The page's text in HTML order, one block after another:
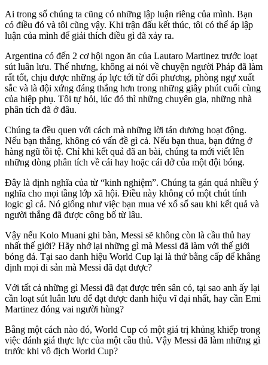
Ai trong số chúng ta cũng có những lập luận riêng của mình. Bạn
có điều đó và tôi cũng vậy. Khi trận đấu kết thúc, tôi có thể áp lập
luận của mình để giải thích điều gì đã xảy ra.
Argentina có đến 2 cơ hội ngon ăn của Lautaro Martinez trước loạt
sút luân lưu. Thế nhưng, không ai nói về chuyện người Pháp đã làm
rất tốt, chịu được những áp lực tới từ đối phương, phòng ngự xuất
sắc và là đội xứng đáng thắng hơn trong những giây phút cuối cùng
của hiệp phụ. Tôi tự hỏi, lúc đó thì những chuyên gia, những nhà
phân tích đã ở đâu.
Chúng ta đều quen với cách mà những lời tán dương hoạt động.
Nếu bạn thắng, không có vấn đề gì cả. Nếu bạn thua, bạn đứng ở
hàng ngũ tồi tệ. Chỉ khi kết quả đã an bài, chúng ta mới viết lên
những dòng phân tích về cái hay hoặc cái dở của một đội bóng.
Đây là định nghĩa của từ “kinh nghiệm”. Chúng ta gán quá nhiều ý
nghĩa cho mọi tầng lớp xã hội. Điều này không có một chút tính
logic gì cả. Nó giống như việc bạn mua vé xổ số sau khi kết quả và
người thắng đã được công bố từ lâu.
Vậy nếu Kolo Muani ghi bàn, Messi sẽ không còn là cầu thủ hay
nhất thế giới? Hãy nhớ lại những gì mà Messi đã làm với thế giới
bóng đá. Tại sao danh hiệu World Cup lại là thứ bằng cấp để khẳng
định mọi di sản mà Messi đã đạt được?
Với tất cả những gì Messi đã đạt được trên sân cỏ, tại sao anh ấy lại
cần loạt sút luân lưu để đạt được danh hiệu vĩ đại nhất, hay cần Emi
Martinez đóng vai người hùng?
Bằng một cách nào đó, World Cup có một giá trị khủng khiếp trong
việc đánh giá thực lực của một cầu thủ. Vậy Messi đã làm những gì
trước khi vô địch World Cup?